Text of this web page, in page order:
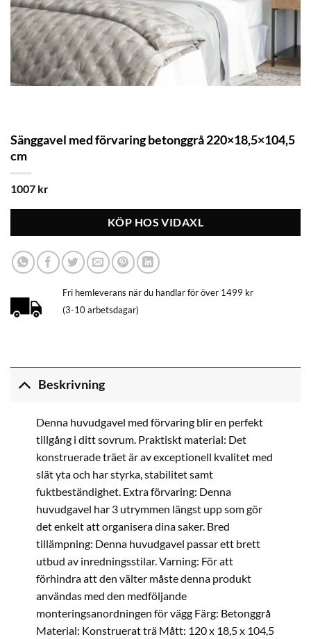
Sänggavel med förvaring betonggrå 220×18,5×104,5
cm
1007 kr
KÖP HOS VIDAXL
Fri hemleverans när du handlar för över 1499 kr
(3-10 arbetsdagar)
Beskrivning
Denna huvudgavel med förvaring blir en perfekt
tillgång i ditt sovrum. Praktiskt material: Det
konstruerade träet är av exceptionell kvalitet med
slät yta och har styrka, stabilitet samt
fuktbeständighet. Extra förvaring: Denna
huvudgavel har 3 utrymmen längst upp som gör
det enkelt att organisera dina saker. Bred
tillämpning: Denna huvudgavel passar ett brett
utbud av inredningsstilar. Varning: För att
förhindra att den välter måste denna produkt
användas med den medföljande
monteringsanordningen för vägg Färg: Betonggrå
Material: Konstruerat trä Mått: 120 x 18,5 x 104,5